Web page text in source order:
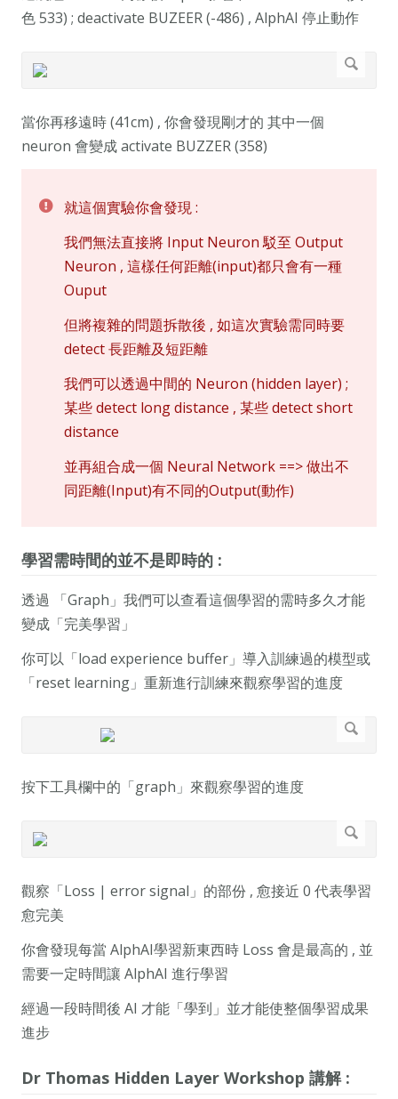
色 533) ; deactivate BUZEER (-486) , AlphAI 停止動作
當你再移遠時 (41cm) , 你會發現剛才的 其中一個
neuron 會變成 activate BUZZER (358)
就這個實驗你會發現 :
我們無法直接將 Input Neuron 駁至 Output
Neuron , 這樣任何距離(input)都只會有一種
Ouput
但將複雜的問題拆散後 , 如這次實驗需同時要
detect 長距離及短距離
我們可以透過中間的 Neuron (hidden layer) ;
某些 detect long distance , 某些 detect short
distance
並再組合成一個 Neural Network ==> 做出不
同距離(Input)有不同的Output(動作)
學習需時間的並不是即時的 :
透過 「Graph」我們可以查看這個學習的需時多久才能
變成「完美學習」
你可以「load experience buffer」導入訓練過的模型或
「reset learning」重新進行訓練來觀察學習的進度
按下工具欄中的「graph」來觀察學習的進度
觀察「Loss | error signal」的部份 , 愈接近 0 代表學習
愈完美
你會發現每當 AlphAI學習新東西時 Loss 會是最高的 , 並
需要一定時間讓 AlphAI 進行學習
經過一段時間後 AI 才能「學到」並才能使整個學習成果
進步
Dr Thomas Hidden Layer Workshop 講解 :